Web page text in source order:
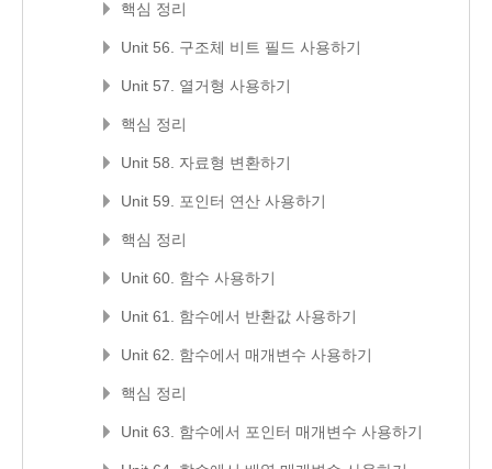
핵심 정리
Unit 56. 구조체 비트 필드 사용하기
Unit 57. 열거형 사용하기
핵심 정리
Unit 58. 자료형 변환하기
Unit 59. 포인터 연산 사용하기
핵심 정리
Unit 60. 함수 사용하기
Unit 61. 함수에서 반환값 사용하기
Unit 62. 함수에서 매개변수 사용하기
핵심 정리
Unit 63. 함수에서 포인터 매개변수 사용하기